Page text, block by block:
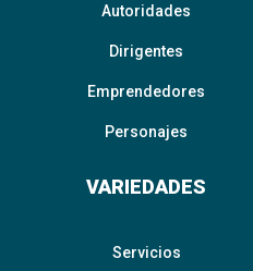
Autoridades
Dirigentes
Emprendedores
Personajes
VARIEDADES
Servicios